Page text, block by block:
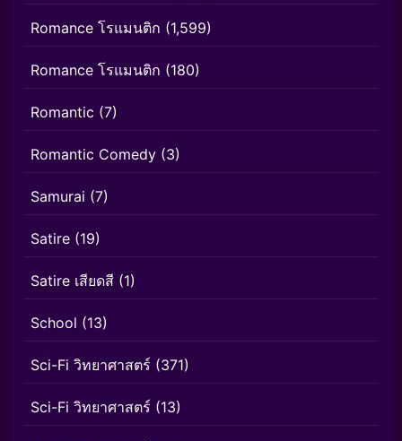
Romance โรแมนติก (1,599)
Romance โรแมนติก (180)
Romantic (7)
Romantic Comedy (3)
Samurai (7)
Satire (19)
Satire เสียดสี (1)
School (13)
Sci-Fi วิทยาศาสตร์ (371)
Sci-Fi วิทยาศาสตร์ (13)